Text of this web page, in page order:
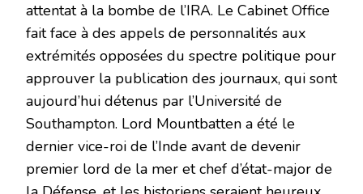
attentat à la bombe de l’IRA. Le Cabinet Office
fait face à des appels de personnalités aux
extrémités opposées du spectre politique pour
approuver la publication des journaux, qui sont
aujourd’hui détenus par l’Université de
Southampton. Lord Mountbatten a été le
dernier vice-roi de l’Inde avant de devenir
premier lord de la mer et chef d’état-major de